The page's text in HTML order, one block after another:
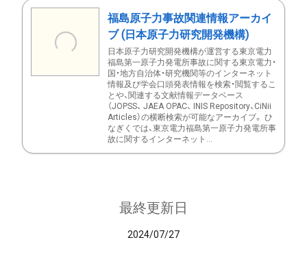
福島原子力事故関連情報アーカイ
ブ (日本原子力研究開発機構)
日本原子力研究開発機構が運営する東京電力
福島第一原子力発電所事故に関する東京電力・
国・地方自治体・研究機関等のインターネット
情報及び学会口頭発表情報を検索・閲覧するこ
とや、関連する文献情報データベース
（JOPSS、 JAEA OPAC、 INIS Repository、CiNii
Articles）の横断検索が可能なアーカイブ。 ひ
なぎくでは、東京電力福島第一原子力発電所事
故に関するインターネット...
最終更新日
2024/07/27